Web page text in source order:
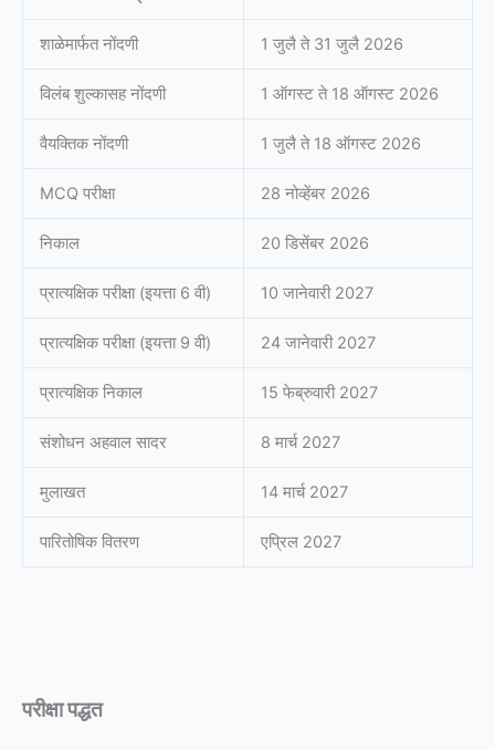
शाळेमार्फत नोंदणी 1 जुलै ते 31 जुलै 2026
विलंब शुल्कासह नोंदणी 1 ऑगस्ट ते 18 ऑगस्ट 2026
वैयक्तिक नोंदणी 1 जुलै ते 18 ऑगस्ट 2026
MCQ परीक्षा 28 नोव्हेंबर 2026
निकाल 20 डिसेंबर 2026
प्रात्यक्षिक परीक्षा (इयत्ता 6 वी) 10 जानेवारी 2027
प्रात्यक्षिक परीक्षा (इयत्ता 9 वी) 24 जानेवारी 2027
प्रात्यक्षिक निकाल 15 फेब्रुवारी 2027
संशोधन अहवाल सादर 8 मार्च 2027
मुलाखत 14 मार्च 2027
पारितोषिक वितरण एप्रिल 2027
परीक्षा पद्धत